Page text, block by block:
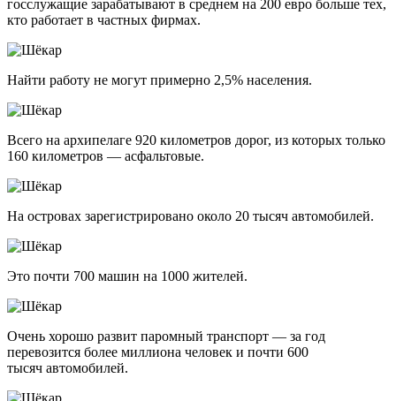
госслужащие зарабатывают в среднем на 200 евро больше тех,
кто работает в частных фирмах.
Найти работу не могут примерно 2,5% населения.
Всего на архипелаге 920 километров дорог, из которых только
160 километров — асфальтовые.
На островах зарегистрировано около 20 тысяч автомобилей.
Это почти 700 машин на 1000 жителей.
Очень хорошо развит паромный транспорт — за год
перевозится более миллиона человек и почти 600
тысяч автомобилей.